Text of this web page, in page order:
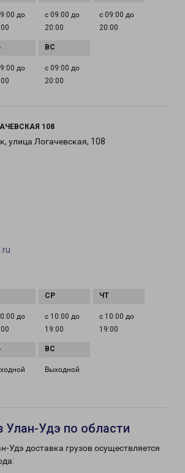
до
с 09:00 до
20:00
с 09:00 до
20:00
до
с 09:00 до
20:00
108
улица Логачевская, 108
до
с 10:00 до
19:00
с 10:00 до
19:00
Выходной
Улан-Удэ по области
Удэ доставка грузов осуществляется